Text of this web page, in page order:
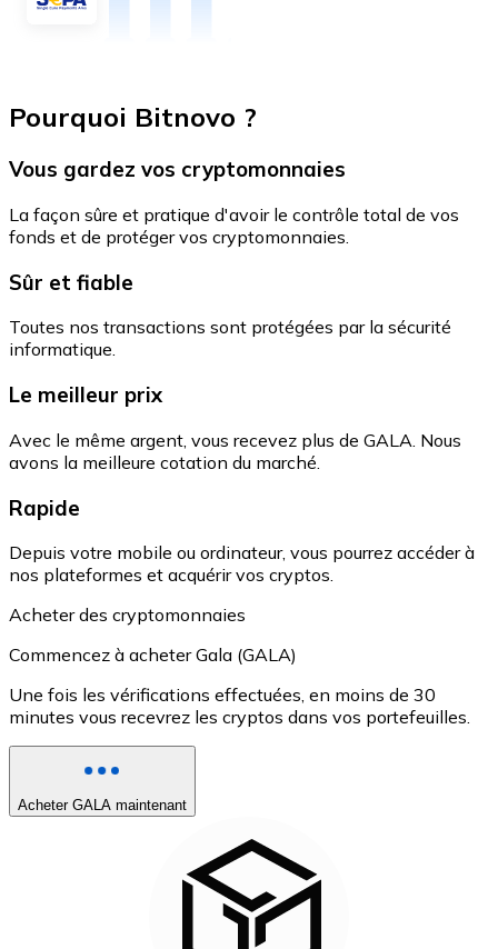
Pourquoi Bitnovo ?
Vous gardez vos cryptomonnaies
La façon sûre et pratique d'avoir le contrôle total de vos
fonds et de protéger vos cryptomonnaies.
Sûr et fiable
Toutes nos transactions sont protégées par la sécurité
informatique.
Le meilleur prix
Avec le même argent, vous recevez plus de GALA. Nous
avons la meilleure cotation du marché.
Rapide
Depuis votre mobile ou ordinateur, vous pourrez accéder à
nos plateformes et acquérir vos cryptos.
Acheter des cryptomonnaies
Commencez à acheter Gala (GALA)
Une fois les vérifications effectuées, en moins de 30
minutes vous recevrez les cryptos dans vos portefeuilles.
Acheter GALA maintenant